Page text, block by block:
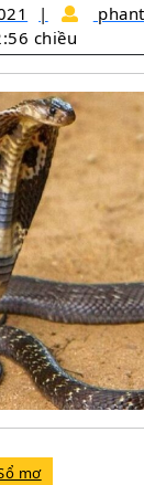
Tháng
10
19,
chiều
mơ